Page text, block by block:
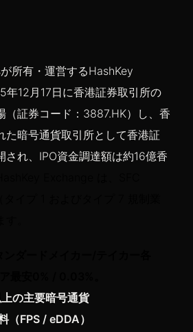
所有・運営するHashKey
12月17日に香港証券取引所の
（証券コード：3887.HK）し、香
た暗号通貨取引所として香港証
され、IPO資金調達額は約16億香
の主要暗号通貨
（FPS / eDDA）